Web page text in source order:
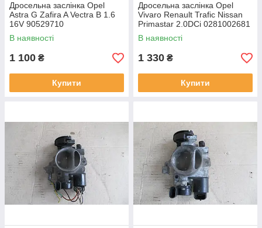
Дросельна заслінка Opel
Astra G Zafira A Vectra B 1.6
16V 90529710
В наявності
1 100 ₴
Купити
Дросельна заслінка Opel
Vivaro Renault Trafic Nissan
Primastar 2.0DCi 0281002681
8200330812
В наявності
1 330 ₴
Купити